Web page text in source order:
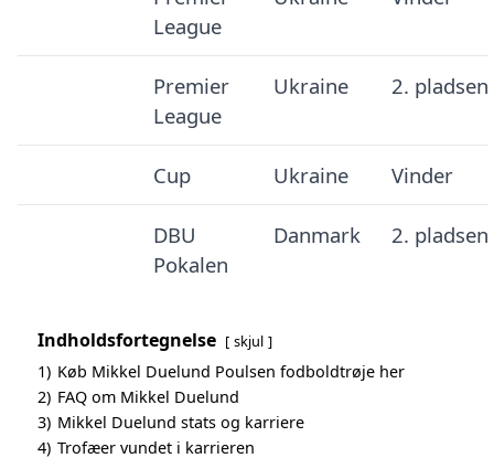
League
Premier
League
Ukraine 2. pladsen
Cup Ukraine Vinder
DBU
Pokalen
Danmark 2. pladsen
Indholdsfortegnelse skjul
1) Køb Mikkel Duelund Poulsen fodboldtrøje her
2) FAQ om Mikkel Duelund
3) Mikkel Duelund stats og karriere
4) Trofæer vundet i karrieren